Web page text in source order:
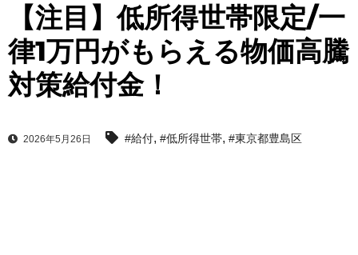
【注目】低所得世帯限定/一
律1万円がもらえる物価高騰
対策給付金！
2026年5月26日 #給付, #低所得世帯, #東京都豊島区